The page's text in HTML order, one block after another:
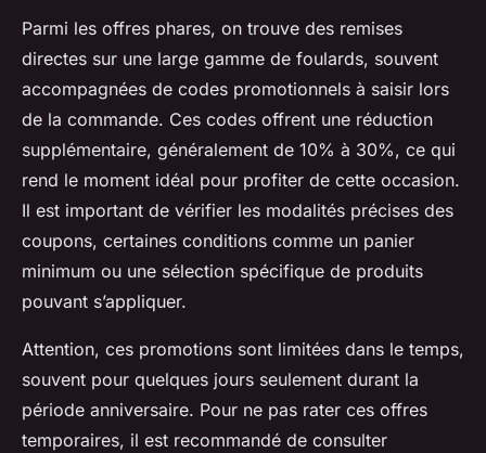
Parmi les offres phares, on trouve des remises
directes sur une large gamme de foulards, souvent
accompagnées de codes promotionnels à saisir lors
de la commande. Ces codes offrent une réduction
supplémentaire, généralement de 10% à 30%, ce qui
rend le moment idéal pour profiter de cette occasion.
Il est important de vérifier les modalités précises des
coupons, certaines conditions comme un panier
minimum ou une sélection spécifique de produits
pouvant s’appliquer.
Attention, ces promotions sont limitées dans le temps,
souvent pour quelques jours seulement durant la
période anniversaire. Pour ne pas rater ces offres
temporaires, il est recommandé de consulter